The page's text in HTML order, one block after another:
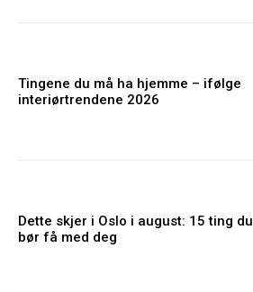
Tingene du må ha hjemme – ifølge
interiørtrendene 2026
Dette skjer i Oslo i august: 15 ting du
bør få med deg